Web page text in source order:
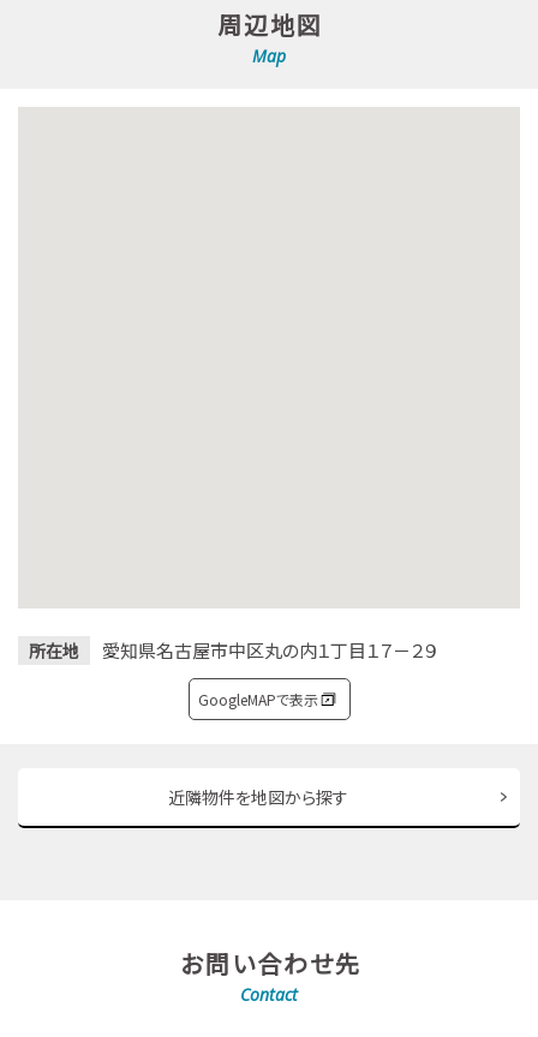
周辺地図
Map
所在地 愛知県名古屋市中区丸の内１丁目１７－２９
GoogleMAPで表示
近隣物件を地図から探す
お問い合わせ先
Contact